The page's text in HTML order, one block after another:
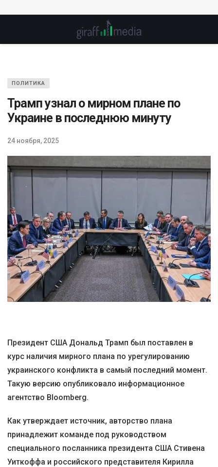
ПОЛИТИКА
Трамп узнал о мирном плане по
Украине в последнюю минуту
24 ноября, 2025
Президент США Дональд Трамп был поставлен в
курс наличия мирного плана по урегулированию
украинского конфликта в самый последний момент.
Такую версию опубликовало информационное
агентство Bloomberg.
Как утверждает источник, авторство плана
принадлежит команде под руководством
специального посланника президента США Стивена
Уиткоффа и российского представителя Кирилла